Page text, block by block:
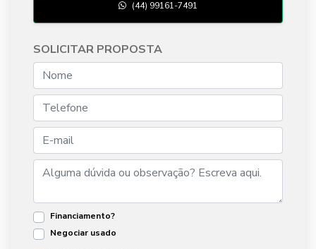
(44) 99161-7491
SOLICITAR PROPOSTA
Financiamento?
Negociar usado